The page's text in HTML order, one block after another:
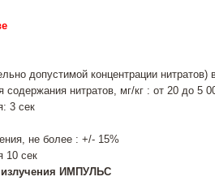
допустимой концентрации нитратов)
содержания нитратов, мг/кг : от 20 до 5
3 сек
не более : +/- 15%
10 сек
излучения ИМПУЛЬС